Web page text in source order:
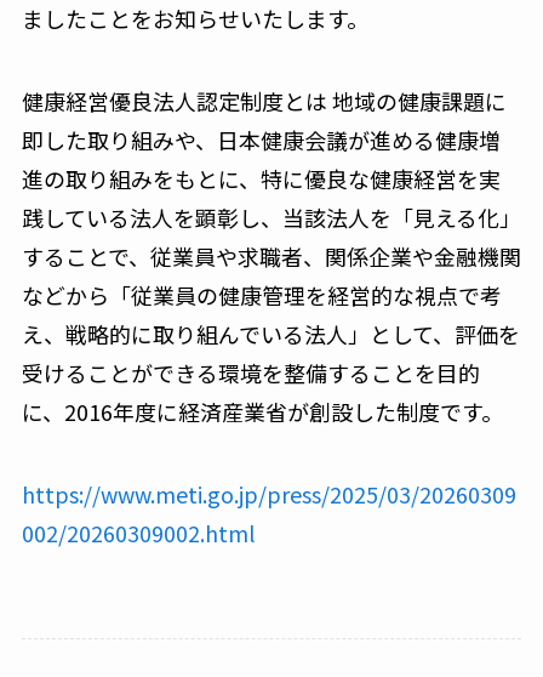
ましたことをお知らせいたします。
健康経営優良法人認定制度とは 地域の健康課題に
即した取り組みや、日本健康会議が進める健康増
進の取り組みをもとに、特に優良な健康経営を実
践している法人を顕彰し、当該法人を「見える化」
することで、従業員や求職者、関係企業や金融機関
などから「従業員の健康管理を経営的な視点で考
え、戦略的に取り組んでいる法人」として、評価を
受けることができる環境を整備することを目的
に、2016年度に経済産業省が創設した制度です。
https://www.meti.go.jp/press/2025/03/20260309
002/20260309002.html